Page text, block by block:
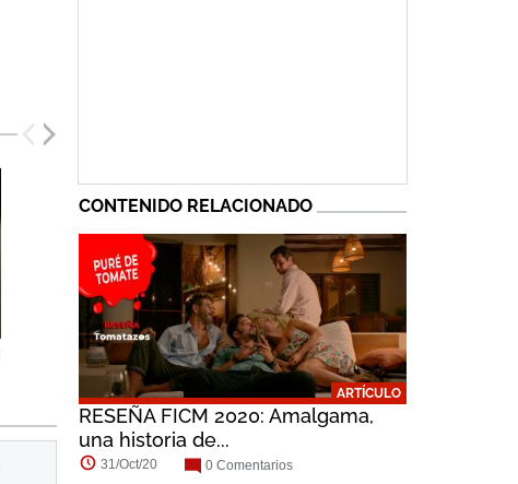
Ximena Herrera Francis Cruz Clemente Dávila
CONTENIDO RELACIONADO
ARTÍCULO
RESEÑA FICM 2020: Amalgama,
una historia de...
31/Oct/20 0 Comentarios